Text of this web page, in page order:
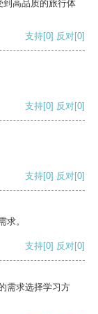
到高品质的旅行体
支持[0] 反对[0]
支持[0] 反对[0]
支持[0] 反对[0]
求。
支持[0] 反对[0]
需求选择学习方